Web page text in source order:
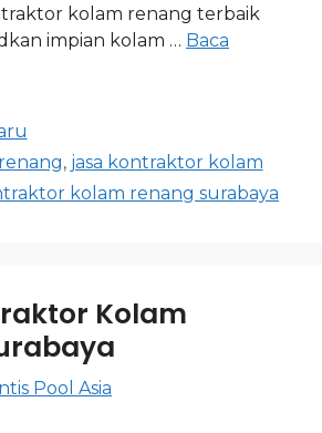
kolam renang terbaik
impian kolam … Baca
, jasa kontraktor kolam
kolam renang surabaya
Kolam
Pool Asia